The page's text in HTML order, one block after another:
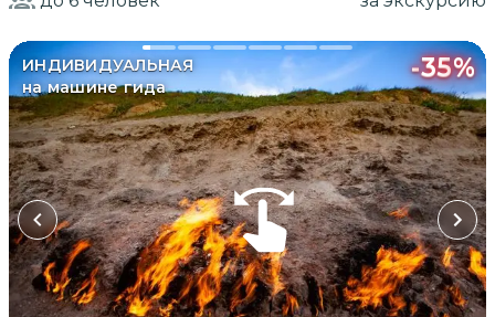
ИНДИВИДУАЛЬНАЯ
на машине гида
-35%